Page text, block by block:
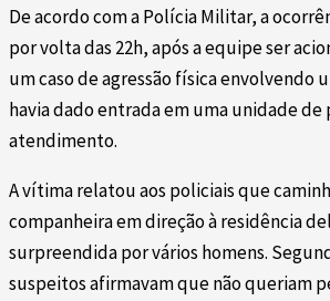
De acordo com a Polícia Militar, a
por volta das 22h, após a equipe ser
um caso de agressão física envolvendo
havia dado entrada em uma unidade
atendimento.
A vítima relatou aos policiais que
companheira em direção à residência
surpreendida por vários homens.
suspeitos afirmavam que não queriam